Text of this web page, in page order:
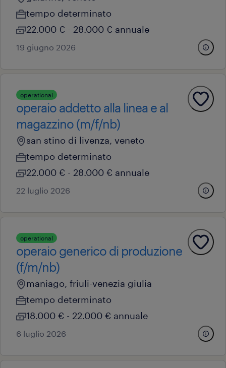
tempo determinato
22.000 € - 28.000 € annuale
19 giugno 2026
operational
operaio addetto alla linea e al
magazzino (m/f/nb)
san stino di livenza, veneto
tempo determinato
22.000 € - 28.000 € annuale
22 luglio 2026
operational
operaio generico di produzione
(f/m/nb)
maniago, friuli-venezia giulia
tempo determinato
18.000 € - 22.000 € annuale
6 luglio 2026